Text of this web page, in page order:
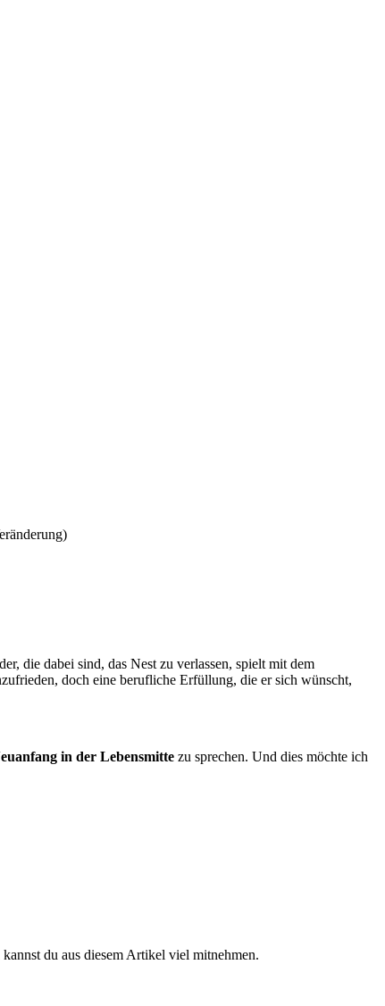
die dabei sind, das Nest zu verlassen, spielt mit dem
doch eine berufliche Erfüllung, die er sich wünscht,
in der Lebensmitte zu sprechen. Und dies möchte ich
du aus diesem Artikel viel mitnehmen.